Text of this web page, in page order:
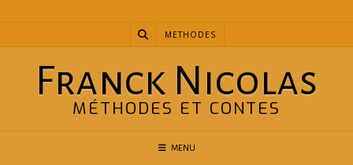
content
METHODES
Franck Nicolas
MÉTHODES ET CONTES
MENU